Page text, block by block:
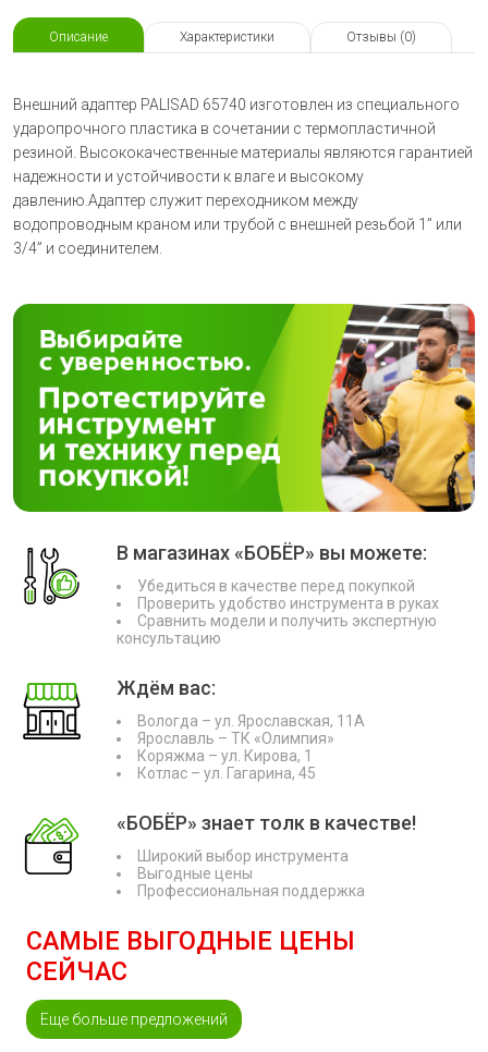
Описание Характеристики Отзывы (0)
Внешний адаптер PALISAD 65740 изготовлен из специального
ударопрочного пластика в сочетании с термопластичной
резиной. Высококачественные материалы являются гарантией
надежности и устойчивости к влаге и высокому
давлению.Адаптер служит переходником между
водопроводным краном или трубой с внешней резьбой 1” или
3/4” и соединителем.
В магазинах «БОБЁР» вы можете:
Убедиться в качестве перед покупкой
Проверить удобство инструмента в руках
Сравнить модели и получить экспертную
консультацию
Ждём вас:
Вологда – ул. Ярославская, 11А
Ярославль – ТК «Олимпия»
Коряжма – ул. Кирова, 1
Котлас – ул. Гагарина, 45
«БОБЁР» знает толк в качестве!
Широкий выбор инструмента
Выгодные цены
Профессиональная поддержка
САМЫЕ ВЫГОДНЫЕ ЦЕНЫ
СЕЙЧАС
Еще больше предложений